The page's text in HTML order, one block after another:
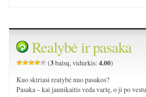
Realybė ir pasaka
(3balsų, vidurkis:4.00)
Kuo skiriasi realybė nuo pasakos?
Pasaka – kai jaunikaitis veda varlę, o ji po